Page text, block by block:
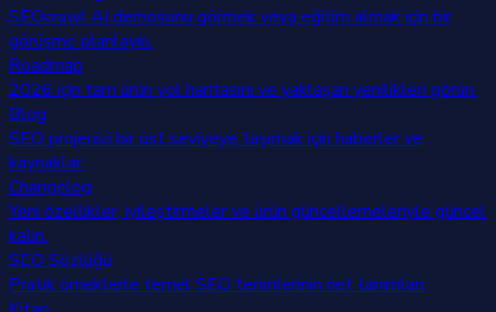
SEOcrawl AI demosunu görmek veya eğitim almak için bir
görüşme planlayın.
Roadmap
2026 için tam ürün yol haritasını ve yaklaşan yenilikleri görün.
Blog
SEO projenizi bir üst seviyeye taşımak için haberler ve
kaynaklar.
Changelog
Yeni özellikler, iyileştirmeler ve ürün güncellemeleriyle güncel
kalın.
SEO Sözlüğü
Pratik örneklerle temel SEO terimlerinin net tanımları.